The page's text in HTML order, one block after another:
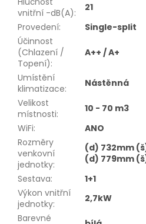
vnitřní -dB(A):
21
Provedení:
Single-split
Účinnost
(Chlazení /
Topení):
A++ / A+
Umístění
klimatizace:
Nástěnná
Velikost
místnosti:
10 - 70 m3
WiFi:
ANO
Rozměry
venkovní
jednotky:
(d) 732mm
(d) 779mm
Sestava:
1+1
Výkon vnitřní
jednotky:
2,7kW
Barevné